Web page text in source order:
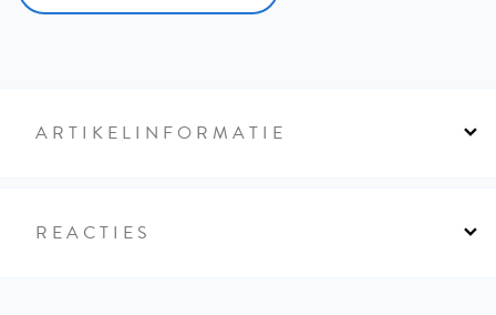
ARTIKELINFORMATIE
REACTIES